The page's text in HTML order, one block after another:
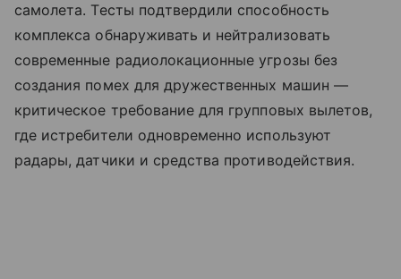
самолета. Тесты подтвердили способность
комплекса обнаруживать и нейтрализовать
современные радиолокационные угрозы без
создания помех для дружественных машин —
критическое требование для групповых вылетов,
где истребители одновременно используют
радары, датчики и средства противодействия.